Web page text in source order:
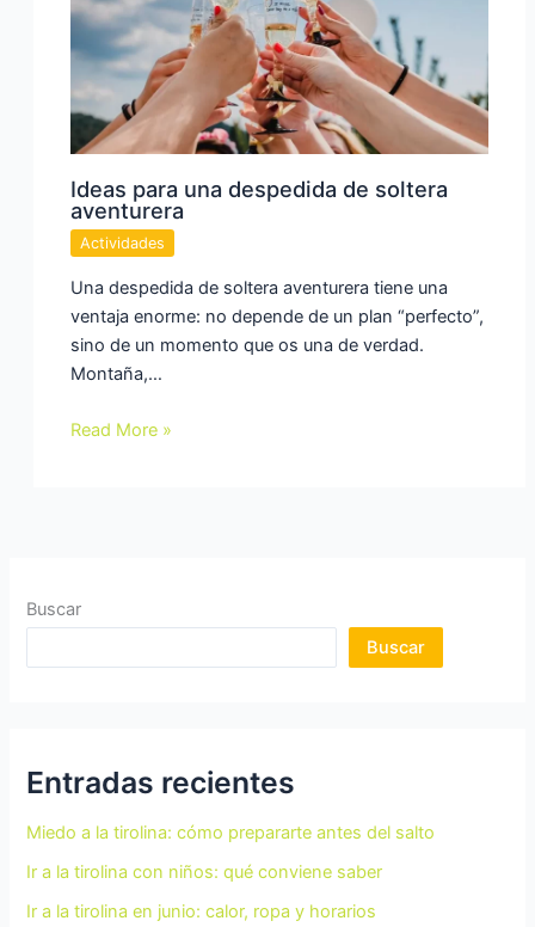
Ideas para una despedida de soltera
aventurera
Actividades
Una despedida de soltera aventurera tiene una
ventaja enorme: no depende de un plan “perfecto”,
sino de un momento que os una de verdad.
Montaña,…
Read More »
Buscar
Buscar
Entradas recientes
Miedo a la tirolina: cómo prepararte antes del salto
Ir a la tirolina con niños: qué conviene saber
Ir a la tirolina en junio: calor, ropa y horarios